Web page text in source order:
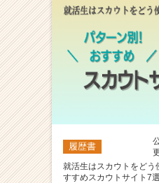
ト
届
く
就
活
キ
履歴書
就活生はスカウトをどう
すすめスカウトサイト7選